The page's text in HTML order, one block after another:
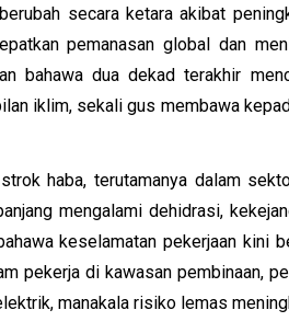
secara ketara akibat
pemanasan global dan
bahawa dua dekad terakhir
iklim, sekali gus membawa
haba, terutamanya dalam
mengalami dehidrasi,
keselamatan pekerjaan kini
pekerja di kawasan pembinaan,
manakala risiko lemas